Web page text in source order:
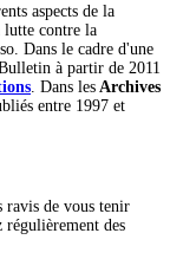
aspects de la
lutte contre la
Dans le cadre d'une
à partir de 2011
. Dans les Archives
entre 1997 et
ravis de vous tenir
des